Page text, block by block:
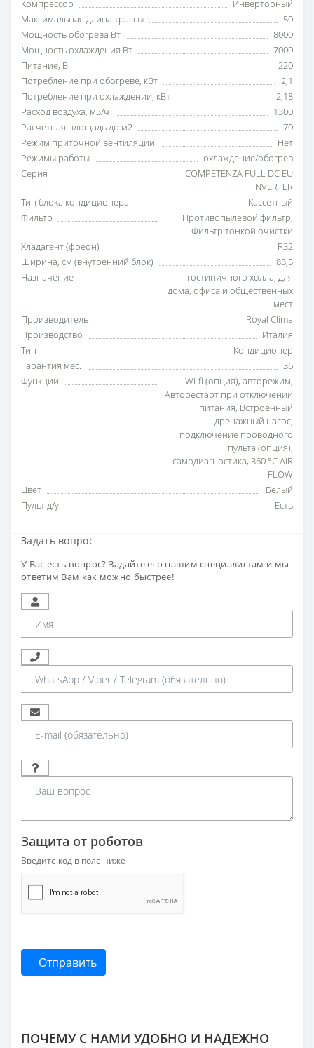
Компрессор
Инверторный
Максимальная длина трассы
50
Мощность обогрева Вт
8000
Мощность охлаждения Вт
7000
Питание, В
220
Потребление при обогреве, кВт
2,1
Потребление при охлаждении, кВт
2,18
Расход воздуха, м3/ч
1300
Расчетная площадь до м2
70
Режим приточной вентиляции
Нет
Режимы работы
охлаждение/обогрев
Серия
COMPETENZA FULL DC EU
INVERTER
Тип блока кондиционера
Кассетный
Фильтр
Противопылевой фильтр,
Фильтр тонкой очистки
Хладагент (фреон)
R32
Ширина, см (внутренний блок)
83,5
Назначение
гостиничного холла, для
дома, офиса и общественных
мест
Производитель
Royal Clima
Производство
Италия
Тип
Кондиционер
Гарантия мес.
36
Функции
Wi-fi (опция), авторежим,
Авторестарт при отключении
питания, Встроенный
дренажный насос,
подключение проводного
пульта (опция),
самодиагностика, 360 °С AIR
FLOW
Цвет
Белый
Пульт д/у
Есть
Задать вопрос
У Вас есть вопрос? Задайте его нашим специалистам и мы
ответим Вам как можно быстрее!
Защита от роботов
Введите код в поле ниже
Отправить
ПОЧЕМУ С НАМИ УДОБНО И НАДЕЖНО